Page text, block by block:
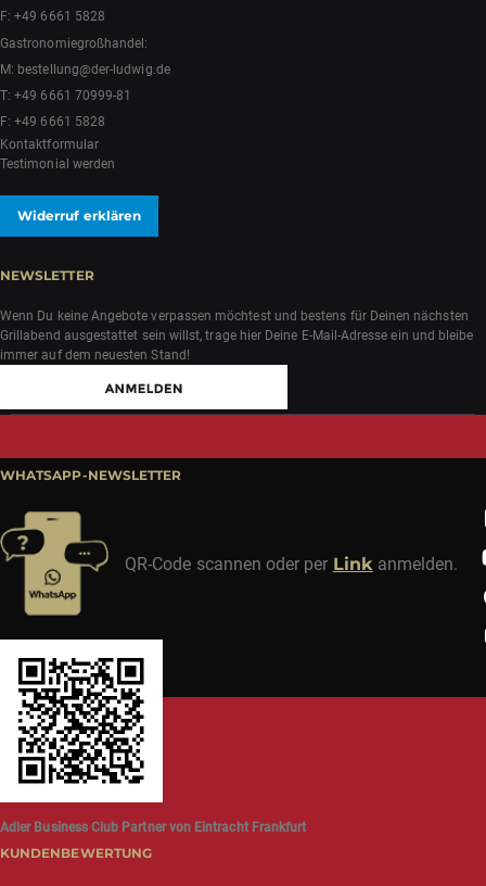
F: +49 6661 5828
Gastronomiegroßhandel:
M: bestellung@der-ludwig.de
T:+49 6661 70999-81
F: +49 6661 5828
Kontaktformular
Testimonial werden
Widerruf erklären
NEWSLETTER
Wenn Du keine Angebote verpassen möchtest und bestens für Deinen nächsten
Grillabend ausgestattet sein willst, trage hier Deine E-Mail-Adresse ein und bleibe
immer auf dem neuesten Stand!
WHATSAPP-NEWSLETTER
QR-Code scannen oder per Linkanmelden.
Adler Business Club Partner von Eintracht Frankfurt
KUNDENBEWERTUNG